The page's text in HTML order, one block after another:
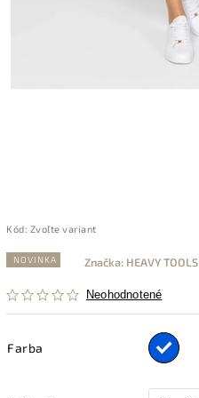
Kód: Zvoľte variant
NOVINKA
Neohodnotené
Značka: HEAVY TOOLS
Farba